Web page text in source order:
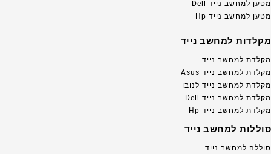
מטען למחשב נייד Dell
מטען למחשב נייד Hp
מקלדות למחשב נייד
מקלדת למחשב נייד
מקלדת למחשב נייד Asus
מקלדת למחשב נייד לנובו
מקלדת למחשב נייד Dell
מקלדת למחשב נייד Hp
סוללות למחשב נייד
סוללה למחשב נייד